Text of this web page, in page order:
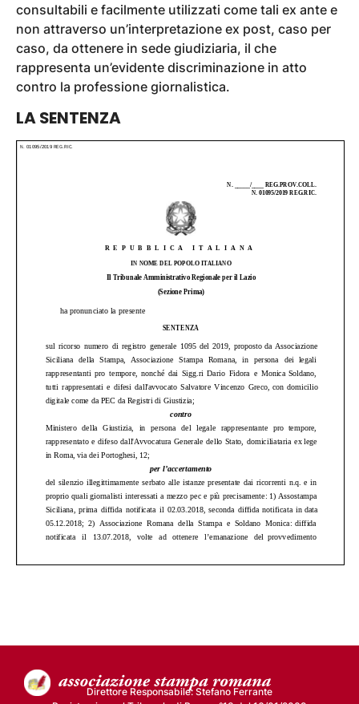
consultabili e facilmente utilizzati come tali ex ante e
non attraverso un’interpretazione ex post, caso per
caso, da ottenere in sede giudiziaria, il che
rappresenta un’evidente discriminazione in atto
contro la professione giornalistica.
LA SENTENZA
Direttore Responsabile: Stefano Ferrante